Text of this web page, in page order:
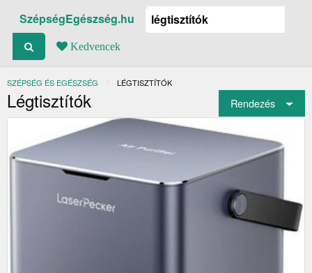
SzépségEgészség.hu
Kedvencek
SZÉPSÉG ÉS EGÉSZSÉG JELENLEGI:
LÉGTISZTÍTÓK
Légtisztítók Rendezés